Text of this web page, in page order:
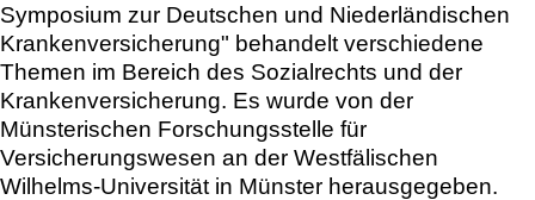
Symposium zur Deutschen und Niederländischen
Krankenversicherung" behandelt verschiedene
Themen im Bereich des Sozialrechts und der
Krankenversicherung. Es wurde von der
Münsterischen Forschungsstelle für
Versicherungswesen an der Westfälischen
Wilhelms-Universität in Münster herausgegeben.